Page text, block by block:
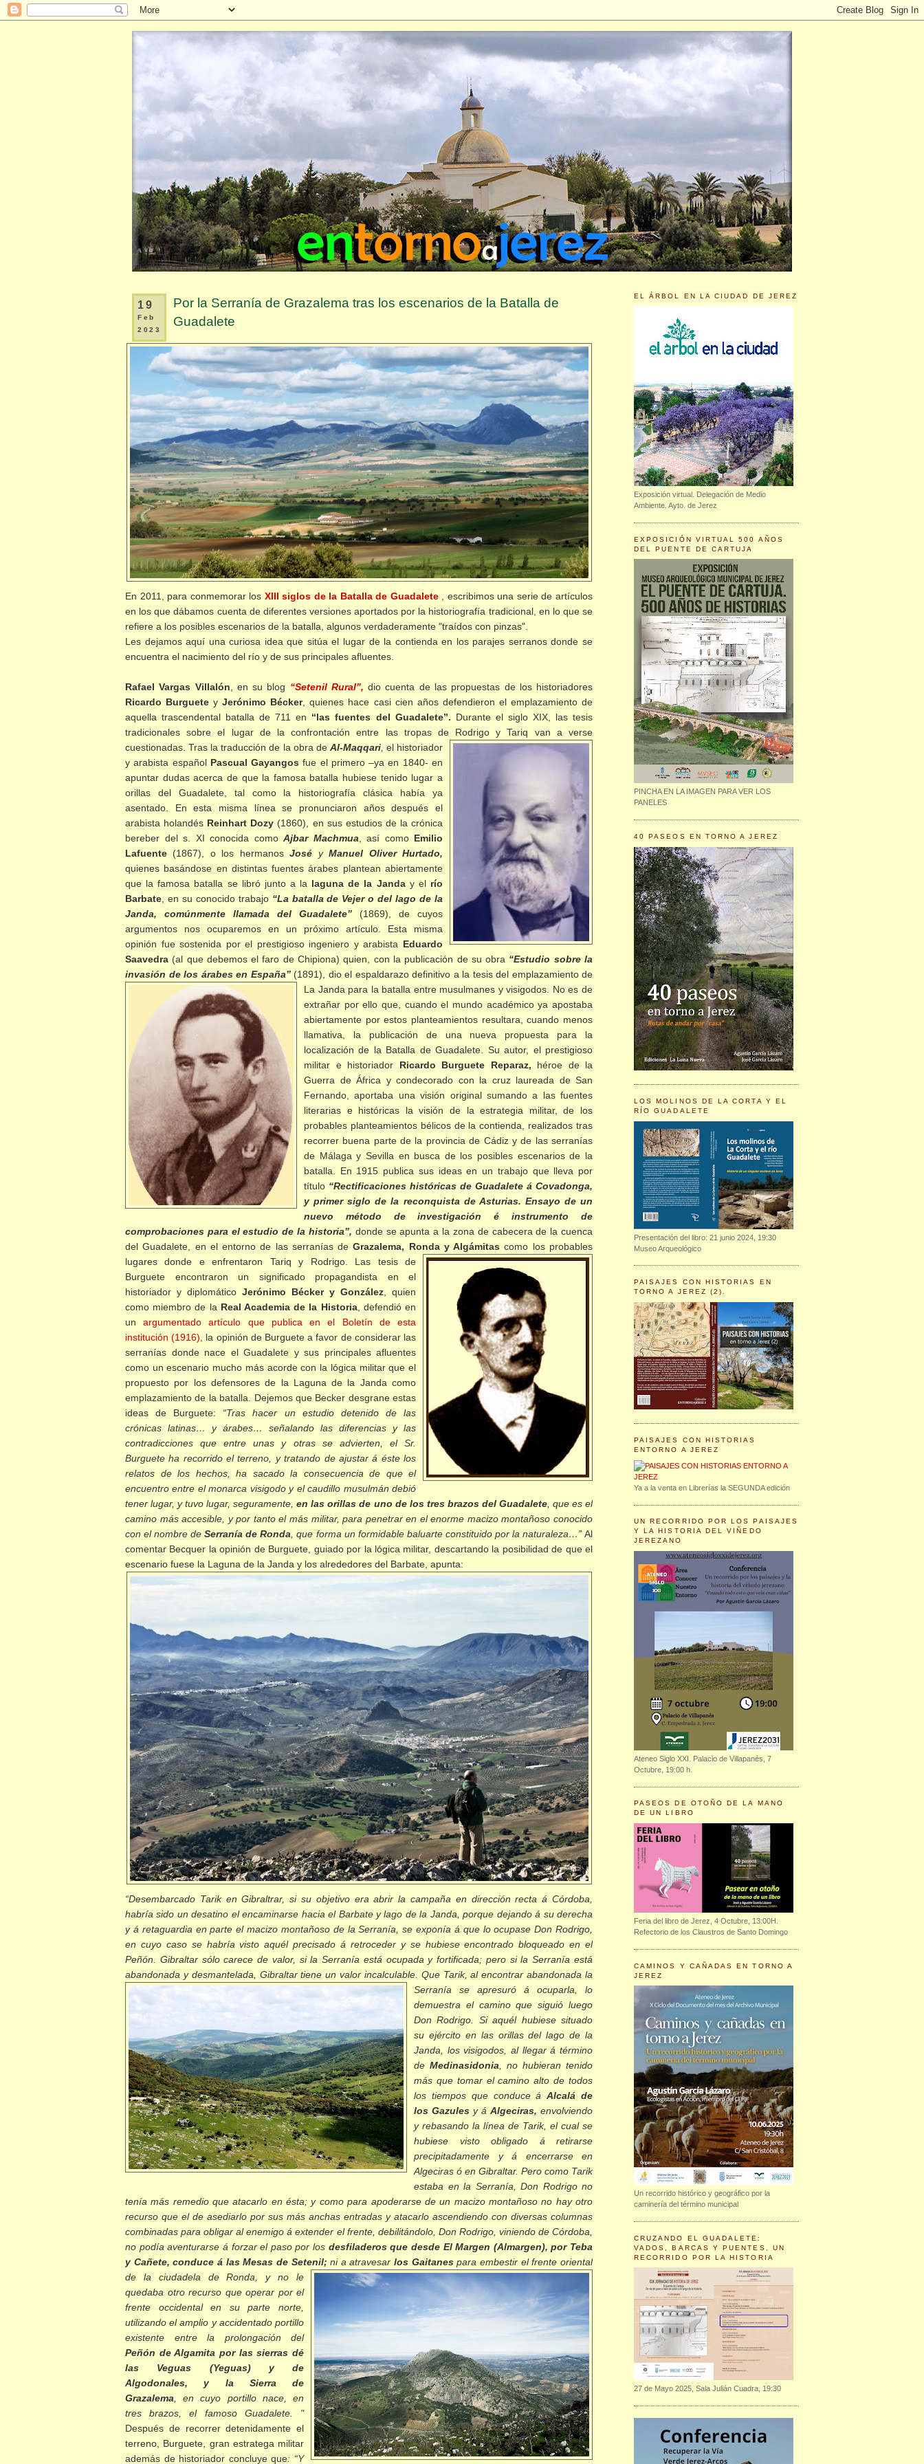
19
Feb
2023
Por la Serranía de Grazalema tras los escenarios de la Batalla de
Guadalete
En 2011, para conmemorar los XIII siglos de la Batalla de Guadalete , escribimos una serie de artículos
en los que dábamos cuenta de diferentes versiones aportados por la historiografía tradicional, en lo que se
refiere a los posibles escenarios de la batalla, algunos verdaderamente "traídos con pinzas".
Les dejamos aquí una curiosa idea que sitúa el lugar de la contienda en los parajes serranos donde se
encuentra el nacimiento del río y de sus principales afluentes.
Rafael Vargas Villalón, en su blog “Setenil Rural”, dio cuenta de las propuestas de los historiadores
Ricardo Burguete yJerónimo Bécker, quienes hace casi cien años defendieron el emplazamiento de
aquella trascendental batalla de 711 en “las fuentes del Guadalete”. Durante el siglo XIX, las tesis
tradicionales sobre el lugar de la confrontación entre las tropas de Rodrigo y Tariq van a verse
cuestionadas. Tras la traducción de la obra de Al-Maqqari, el historiador
y arabista español Pascual Gayangos fue el primero –ya en 1840- en
apuntar dudas acerca de que la famosa batalla hubiese tenido lugar a
orillas del Guadalete, tal como la historiografía clásica había ya
asentado. En esta misma línea se pronunciaron años después el
arabista holandés Reinhart Dozy (1860), en sus estudios de la crónica
bereber del s. XI conocida como Ajbar Machmua, así como Emilio
Lafuente (1867), o los hermanosJosé yManuel Oliver Hurtado,
quienes basándose en distintas fuentes árabes plantean abiertamente
que la famosa batalla se libró junto a la laguna de la Janda y elrío
Barbate, en su conocido trabajo “La batalla de Vejer o del lago de la
Janda, comúnmente llamada del Guadalete” (1869), de cuyos
argumentos nos ocuparemos en un próximo artículo. Esta misma
opinión fue sostenida por el prestigioso ingeniero y arabista Eduardo
Saavedra (al que debemos el faro de Chipiona) quien, con la publicación de su obra “Estudio sobre la
invasión de los árabes en España”(1891), dio el espaldarazo definitivo a la tesis del emplazamiento de
La Janda para la batalla entre musulmanes y visigodos. No es de
extrañar por ello que, cuando el mundo académico ya apostaba
abiertamente por estos planteamientos resultara, cuando menos
llamativa, la publicación de una nueva propuesta para la
localización de la Batalla de Guadalete. Su autor, el prestigioso
militar e historiador Ricardo Burguete Reparaz, héroe de la
Guerra de África y condecorado con la cruz laureada de San
Fernando, aportaba una visión original sumando a las fuentes
literarias e históricas la visión de la estrategia militar, de los
probables planteamientos bélicos de la contienda, realizados tras
recorrer buena parte de la provincia de Cádiz y de las serranías
de Málaga y Sevilla en busca de los posibles escenarios de la
batalla. En 1915 publica sus ideas en un trabajo que lleva por
título “Rectificaciones históricas de Guadalete á Covadonga,
y primer siglo de la reconquista de Asturias. Ensayo de un
nuevo método de investigación é instrumento de
comprobaciones para el estudio de la historia”, donde se apunta a la zona de cabecera de la cuenca
del Guadalete, en el entorno de las serranías deGrazalema, Ronda y Algámitas como los probables
lugares donde e enfrentaron Tariq y Rodrigo. Las tesis de
Burguete encontraron un significado propagandista en el
historiador y diplomático Jerónimo Bécker y González, quien
como miembro de la Real Academia de la Historia, defendió en
unargumentado artículo que publica en el Boletín de esta
institución (1916), la opinión de Burguete a favor de considerar las
serranías donde nace el Guadalete y sus principales afluentes
como un escenario mucho más acorde con la lógica militar que el
propuesto por los defensores de la Laguna de la Janda como
emplazamiento de la batalla. Dejemos que Becker desgrane estas
ideas de Burguete: “Tras hacer un estudio detenido de las
crónicas latinas… y árabes… señalando las diferencias y las
contradicciones que entre unas y otras se advierten, el Sr.
Burguete ha recorrido el terreno, y tratando de ajustar á éste los
relatos de los hechos, ha sacado la consecuencia de que el
encuentro entre el monarca visigodo y el caudillo musulmán debió
tener lugar, y tuvo lugar, seguramente,en las orillas de uno de los tres brazos del Guadalete, que es el
camino más accesible, y por tanto el más militar, para penetrar en el enorme macizo montañoso conocido
con el nombre deSerranía de Ronda, que forma un formidable baluarte constituido por la naturaleza…” Al
comentar Becquer la opinión de Burguete, guiado por la lógica militar, descartando la posibilidad de que el
escenario fuese la Laguna de la Janda y los alrededores del Barbate, apunta:
“Desembarcado Tarik en Gibraltrar, si su objetivo era abrir la campaña en dirección recta á Córdoba,
habría sido un desatino el encaminarse hacia el Barbate y lago de la Janda, porque dejando á su derecha
y á retaguardia en parte el macizo montañoso de la Serranía, se exponía á que lo ocupase Don Rodrigo,
en cuyo caso se habría visto aquél precisado á retroceder y se hubiese encontrado bloqueado en el
Peñón. Gibraltar sólo carece de valor, si la Serranía está ocupada y fortificada; pero si la Serranía está
abandonada y desmantelada, Gibraltar tiene un valor incalculable. Que Tarik, al encontrar abandonada la
Serranía se apresuró á ocuparla, lo
demuestra el camino que siguió luego
Don Rodrigo. Si aquél hubiese situado
su ejército en las orillas del lago de la
Janda, los visigodos, al llegar á término
de Medinasidonia, no hubieran tenido
más que tomar el camino alto de todos
los tiempos que conduce áAlcalá de
los Gazules y á Algeciras, envolviendo
y rebasando la línea de Tarik, el cual se
hubiese visto obligado á retirarse
precipitadamente y á encerrarse en
Algeciras ó en Gibraltar. Pero como Tarik
estaba en la Serranía, Don Rodrigo no
tenía más remedio que atacarlo en ésta; y como para apoderarse de un macizo montañoso no hay otro
recurso que el de asediarlo por sus más anchas entradas y atacarlo ascendiendo con diversas columnas
combinadas para obligar al enemigo á extender el frente, debilitándolo, Don Rodrigo, viniendo de Córdoba,
no podía aventurarse á forzar el paso por los desfiladeros que desde El Margen (Almargen), por Teba
y Cañete, conduce á las Mesas de Setenil; ni aatravesarlos Gaitanespara embestir el frente oriental
de la ciudadela de Ronda, y no le
quedaba otro recurso que operar por el
frente occidental en su parte norte,
utilizando el amplio y accidentado portillo
existente entre la prolongación del
Peñón de Algamita por las sierras dé
las Veguas (Yeguas) y de
Algodonales, y la Sierra de
Grazalema, en cuyo portillo nace, en
tres brazos, el famoso Guadalete. "
Después de recorrer detenidamente el
terreno, Burguete, gran estratega militar
además de historiador concluye que: “Y
EL ÁRBOL EN LA CIUDAD DE JEREZ
Exposición virtual. Delegación de Medio
Ambiente. Ayto. de Jerez
EXPOSICIÓN VIRTUAL 500 AÑOS
DEL PUENTE DE CARTUJA
PINCHA EN LA IMAGEN PARA VER LOS
PANELES
40 PASEOS EN TORNO A JEREZ
LOS MOLINOS DE LA CORTA Y EL
RÍO GUADALETE
Presentación del libro: 21 junio 2024, 19:30
Museo Arqueológico
PAISAJES CON HISTORIAS EN
TORNO A JEREZ (2).
PAISAJES CON HISTORIAS
ENTORNO A JEREZ
Ya a la venta en Librerías la SEGUNDA edición
UN RECORRIDO POR LOS PAISAJES
Y LA HISTORIA DEL VIÑEDO
JEREZANO
Ateneo Siglo XXI. Palacio de Villapanés, 7
Octubre, 19:00 h.
PASEOS DE OTOÑO DE LA MANO
DE UN LIBRO
Feria del libro de Jerez, 4 Octubre, 13:00H.
Refectorio de los Claustros de Santo Domingo
CAMINOS Y CAÑADAS EN TORNO A
JEREZ
Un recorrido histórico y geográfico por la
caminería del término municipal
CRUZANDO EL GUADALETE:
VADOS, BARCAS Y PUENTES. UN
RECORRIDO POR LA HISTORIA
27 de Mayo 2025, Sala Julián Cuadra, 19:30